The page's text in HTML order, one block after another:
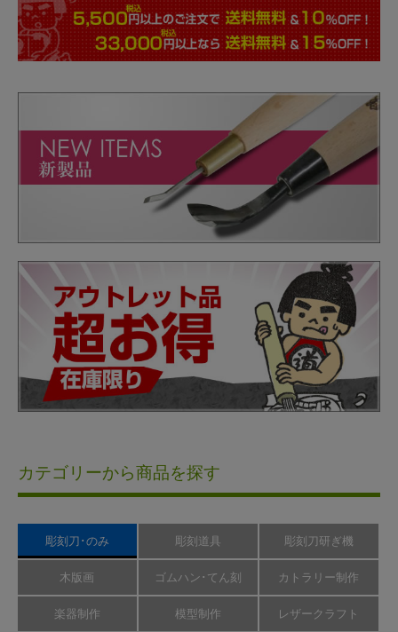
カテゴリーから商品を探す
彫刻刀･のみ 彫刻道具 彫刻刀研ぎ機
木版画 ゴムハン･てん刻 カトラリー制作
楽器制作 模型制作 レザークラフト